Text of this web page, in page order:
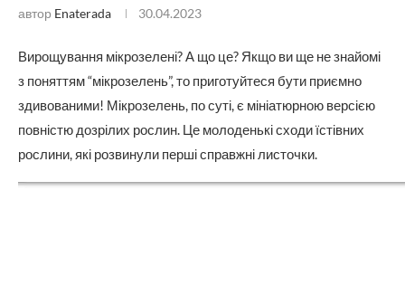
автор Enaterada 30.04.2023
Вирощування мікрозелені? А що це? Якщо ви ще не знайомі
з поняттям “мікрозелень”, то приготуйтеся бути приємно
здивованими! Мікрозелень, по суті, є мініатюрною версією
повністю дозрілих рослин. Це молоденькі сходи їстівних
рослини, які розвинули перші справжні листочки.